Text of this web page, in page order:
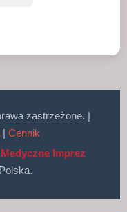
zastrzeżone. |
| Cennik
Imprez